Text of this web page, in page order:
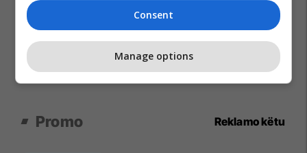
Promo Reklamo këtu
Consent
Manage options